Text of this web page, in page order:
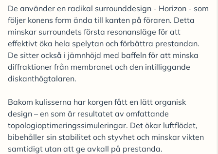
De använder en radikal surrounddesign - Horizon - som
följer konens form ända till kanten på föraren. Detta
minskar surroundets första resonansläge för att
effektivt öka hela spelytan och förbättra prestandan.
De sitter också i jämnhöjd med baffeln för att minska
diffraktioner från membranet och den intilliggande
diskanthögtalaren.
Bakom kulisserna har korgen fått en lätt organisk
design – en som är resultatet av omfattande
topologioptimeringssimuleringar. Det ökar luftflödet,
bibehåller sin stabilitet och styvhet och minskar vikten
samtidigt utan att ge avkall på prestanda.